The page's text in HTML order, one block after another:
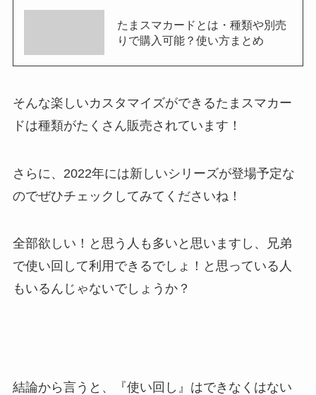
たまスマカードとは・種類や別売
りで購入可能？使い方まとめ
そんな楽しいカスタマイズができるたまスマカー
ドは種類がたくさん販売されています！
さらに、2022年には新しいシリーズが登場予定な
のでぜひチェックしてみてくださいね！
全部欲しい！と思う人も多いと思いますし、兄弟
で使い回して利用できるでしょ！ と思っている人
もいるんじゃないでしょうか？
結論から言うと、『使い回し』はできなくはない